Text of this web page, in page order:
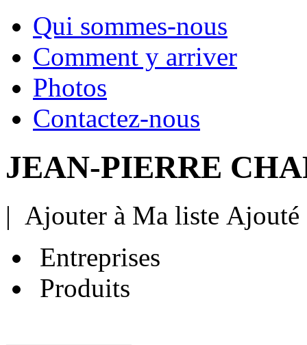
Qui sommes-nous
Comment y arriver
Photos
Contactez-nous
JEAN-PIERRE
| Ajouter à Ma liste Ajouté
Entreprises
Produits